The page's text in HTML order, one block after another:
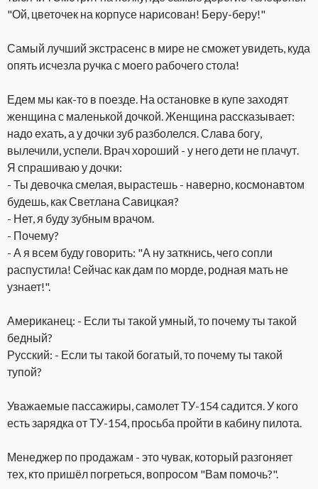
"Ой, цветочек на корпусе нарисован! Беру-беру!"
Самый лучший экстрасенс в мире не сможет увидеть, куда
опять исчезла ручка с моего рабочего стола!
Едем мы как-то в поезде. На остановке в купе заходят
женщина с маленькой дочкой. Женщина рассказывает:
надо ехать, а у дочки зуб разболелся. Слава богу,
вылечили, успели. Врач хороший - у него дети не плачут.
Я спрашиваю у дочки:
- Ты девочка смелая, вырастешь - наверно, космонавтом
будешь, как Светлана Савицкая?
- Нет, я буду зубным врачом.
- Почему?
- А я всем буду говорить: "А ну заткнись, чего сопли
распустила! Сейчас как дам по морде, родная мать не
узнает!".
Американец: - Если ты такой умный, то почему ты такой
бедный?
Русский: - Если ты такой богатый, то почему ты такой
тупой?
Уважаемые пассажиры, самолет ТУ-154 садится. У кого
есть зарядка от ТУ-154, просьба пройти в кабину пилота.
Менеджер по продажам - это чувак, который разгоняет
тех, кто пришёл погреться, вопросом "Вам помочь?".